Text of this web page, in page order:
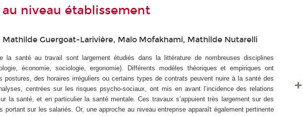
niveau établissement
Mathilde Guergoat-Larivière, Malo Mofakhami, Mathilde Nutarelli
la santé au travail sont largement étudiés dans la littérature de nombreuses disciplines
économie, sociologie, ergonomie). Différents modèles théoriques et empiriques ont
postures, des horaires irréguliers ou certains types de contrats peuvent nuire à la santé des
centrées sur les risques psycho-sociaux, ont mis en avant l’incidence des relations
la santé, et en particulier la santé mentale. Ces travaux s’appuient très largement sur des
portant sur les salariés. Or, une approche au niveau entreprise apparaît également pertinente